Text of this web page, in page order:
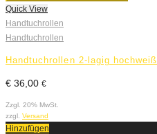
Quick View
Handtuchrollen
Handtuchrollen
Handtuchrollen 2-lagig hochweiß
€ 36,00 €
Zzgl. 20% MwSt.
zzgl. Versand
Hinzufügen